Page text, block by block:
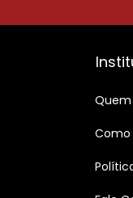
Quem